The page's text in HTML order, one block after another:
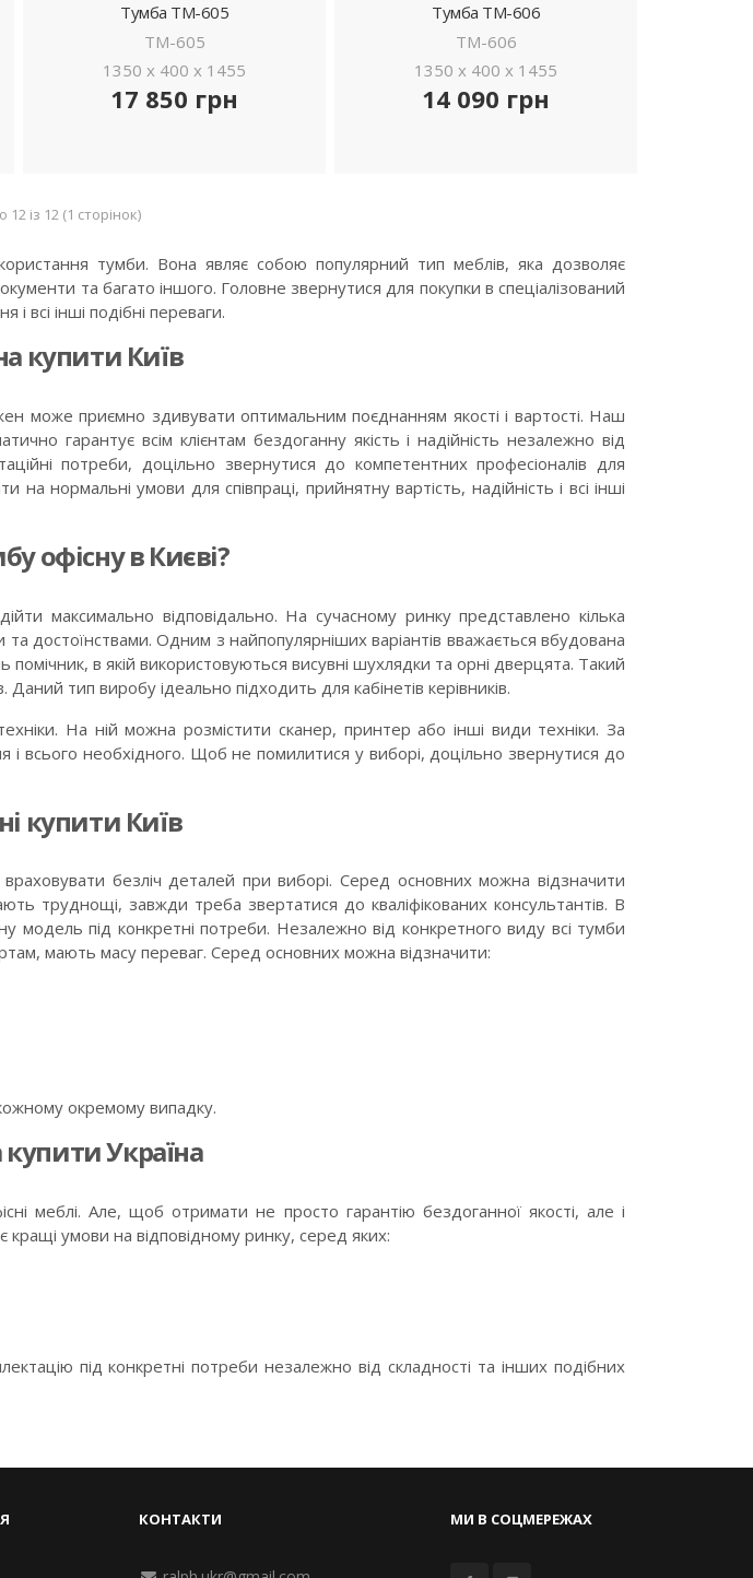
Тумба ТМ-605
ТМ-605
1350 x 400 x 1455
17 850 грн
Тумба ТМ-606
ТМ-606
1350 x 400 x 1455
14 090 грн
із 12 (1 сторінок)
тумби. Вона являє собою популярний тип меблів, яка дозволяє
та багато іншого. Головне звернутися для покупки в спеціалізований
всі інші подібні переваги.
купити Київ
може приємно здивувати оптимальним поєднанням якості і вартості. Наш
гарантує всім клієнтам бездоганну якість і надійність незалежно від
потреби, доцільно звернутися до компетентних професіоналів для
нормальні умови для співпраці, прийнятну вартість, надійність і всі інші
офісну в Києві?
максимально відповідально. На сучасному ринку представлено кілька
та достоїнствами. Одним з найпопулярніших варіантів вважається вбудована
в якій використовуються висувні шухлядки та орні дверцята. Такий
тип виробу ідеально підходить для кабінетів керівників.
На ній можна розмістити сканер, принтер або інші види техніки. За
всього необхідного. Щоб не помилитися у виборі, доцільно звернутися до
купити Київ
безліч деталей при виборі. Серед основних можна відзначити
труднощі, завжди треба звертатися до кваліфікованих консультантів. В
модель під конкретні потреби. Незалежно від конкретного виду всі тумби
мають масу переваг. Серед основних можна відзначити:
окремому випадку.
Україна
меблі. Але, щоб отримати не просто гарантію бездоганної якості, але і
умови на відповідному ринку, серед яких:
під конкретні потреби незалежно від складності та інших подібних
КОНТАКТИ МИ В СОЦМЕРЕЖАХ